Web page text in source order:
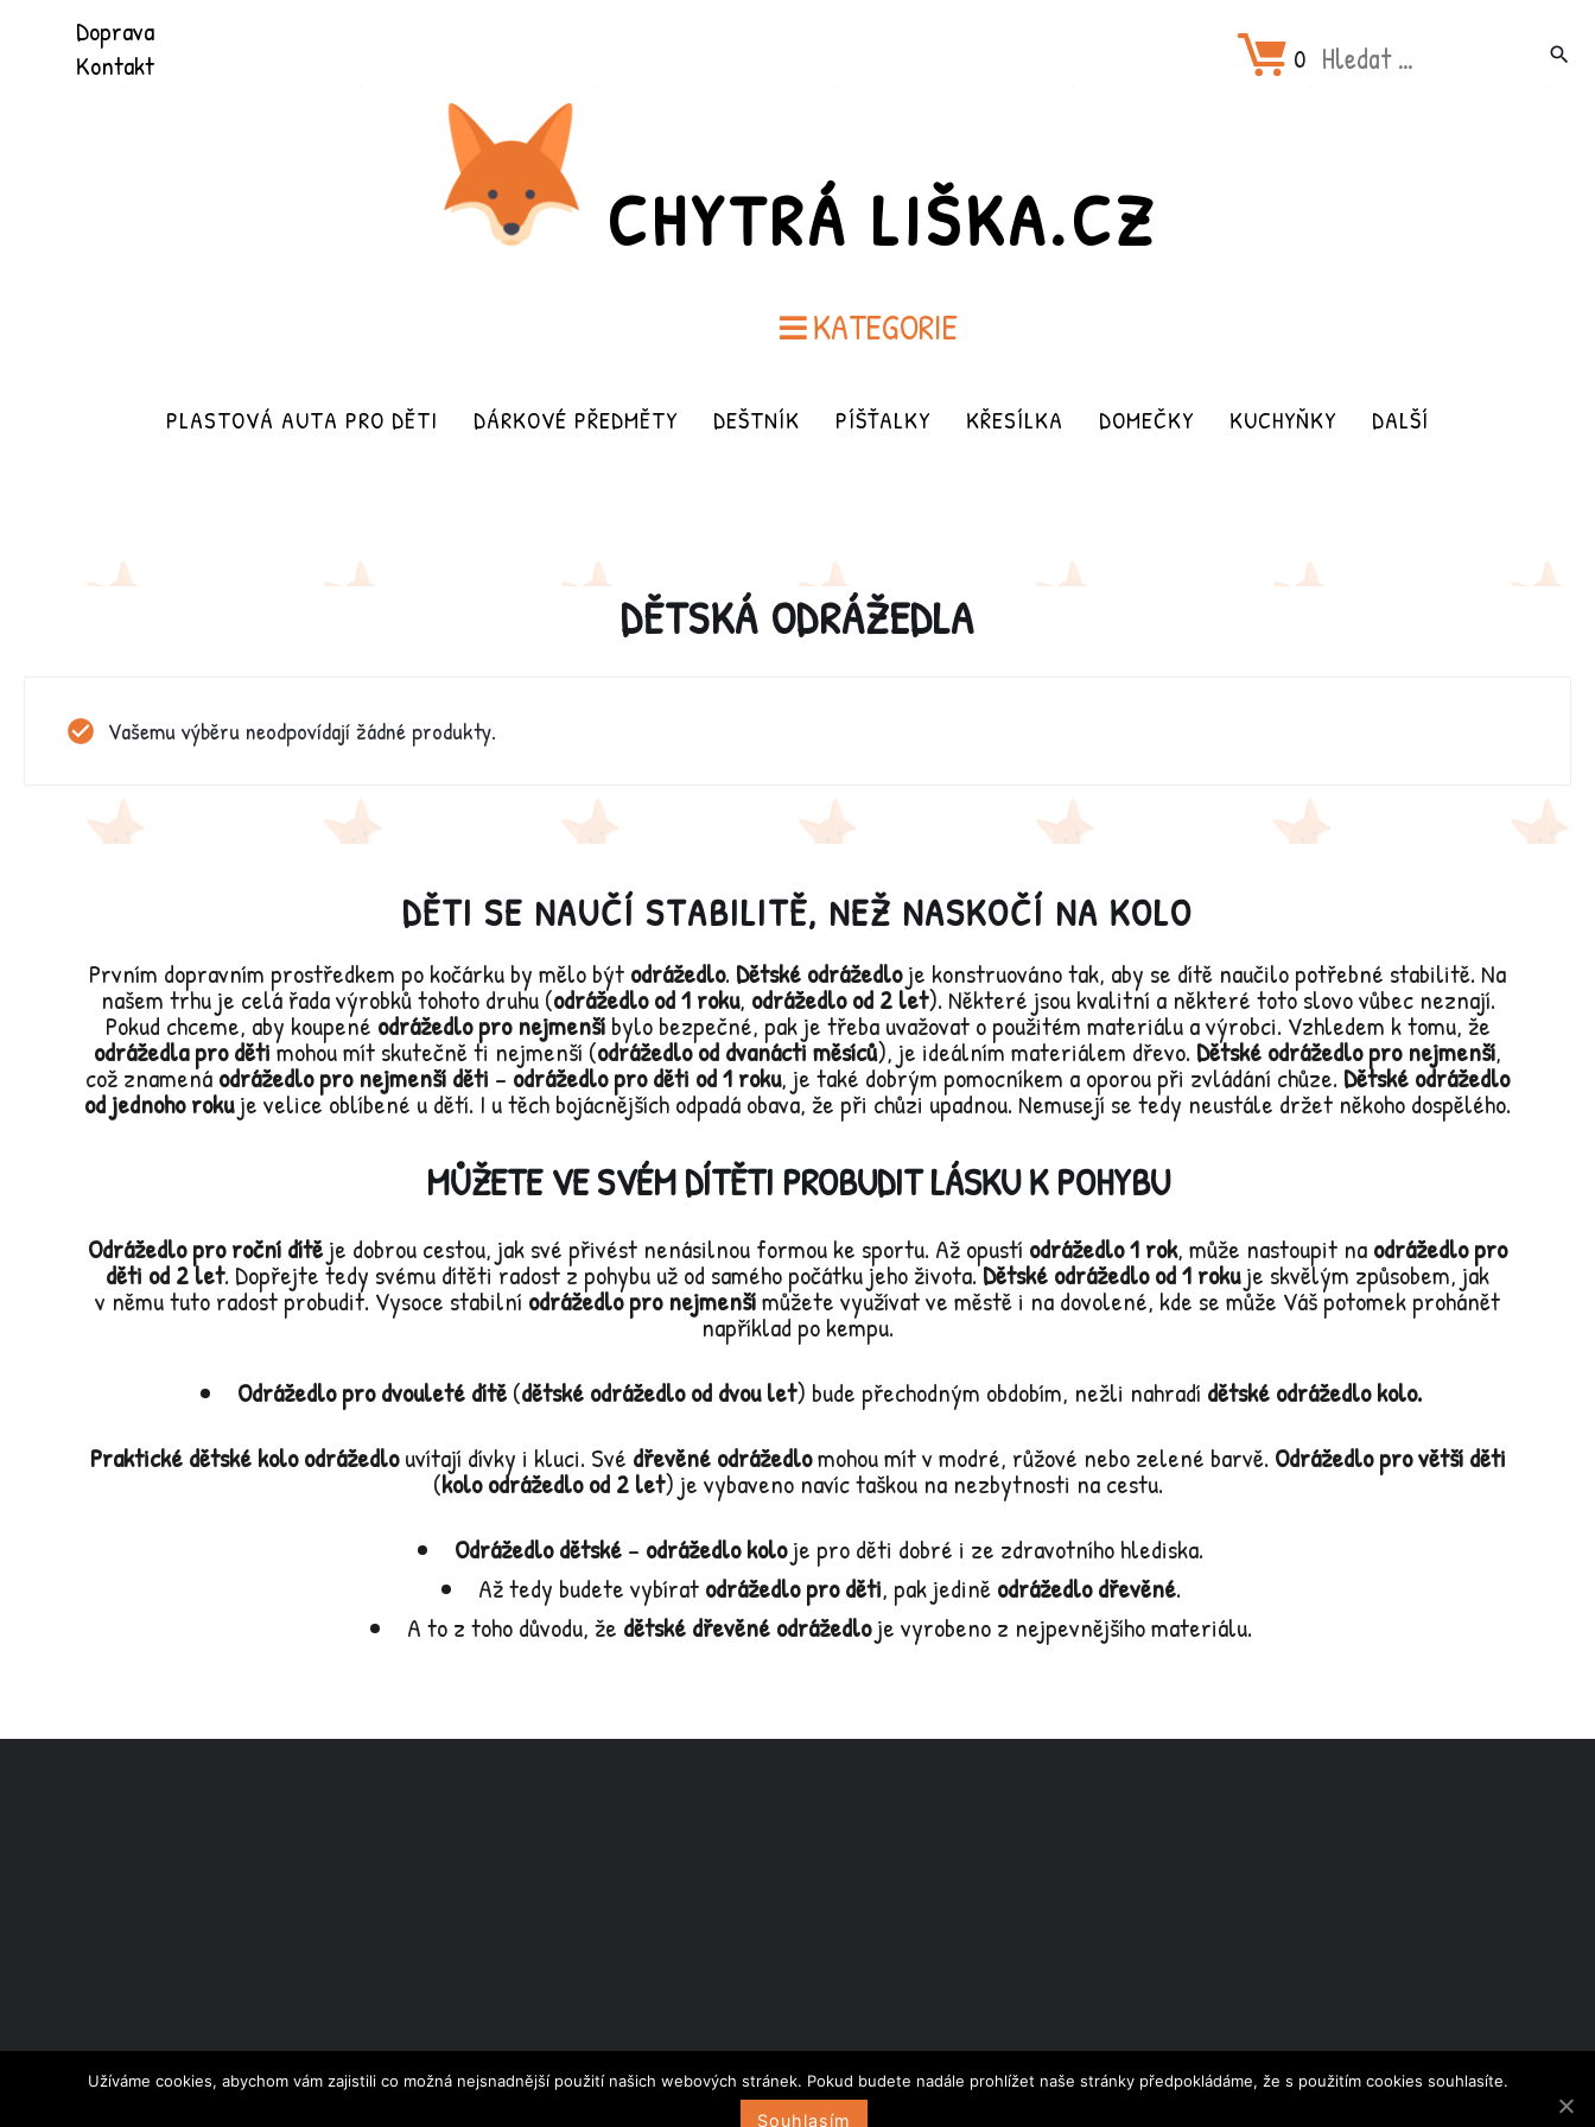
PřeškočitDoprava
Kontakt
0 Hledat: search
CHYTRÁ LIŠKA.CZ
KATEGORIE
PLASTOVÁ AUTA PRO DĚTI DÁRKOVÉ PŘEDMĚTY DEŠTNÍK PÍŠŤALKY KŘESÍLKA DOMEČKY KUCHYŇKY DALŠÍ
DĚTSKÁ ODRÁŽEDLA
Vašemu výběru neodpovídají žádné produkty.
DĚTI SE NAUČÍ STABILITĚ, NEŽ NASKOČÍ NA KOLO
Prvním dopravním prostředkem po kočárku by mělo být odrážedlo. Dětské odrážedloje konstruováno tak, aby se dítě naučilo potřebné stabilitě. Na
našem trhu je celá řada výrobků tohoto druhu (odrážedlo od 1 roku, odrážedlo od 2 let). Některé jsou kvalitní a některé toto slovo vůbec neznají.
Pokud chceme, aby koupené odrážedlo pro nejmenšíbylo bezpečné, pak je třeba uvažovat o použitém materiálu a výrobci. Vzhledem k tomu, že
odrážedla pro děti mohou mít skutečně ti nejmenší (odrážedlo od dvanácti měsíců), je ideálním materiálem dřevo. Dětské odrážedlo pro nejmenší,
což znamená odrážedlo pro nejmenší děti – odrážedlo pro děti od 1 roku, je také dobrým pomocníkem a oporou při zvládání chůze. Dětské odrážedlo
od jednoho rokuje velice oblíbené u dětí. I u těch bojácnějších odpadá obava, že při chůzi upadnou. Nemusejí se tedy neustále držet někoho dospělého.
MŮŽETE VE SVÉM DÍTĚTI PROBUDIT LÁSKU K POHYBU
Odrážedlo pro roční dítěje dobrou cestou, jak své přivést nenásilnou formou ke sportu. Až opustí odrážedlo 1 rok, může nastoupit na odrážedlo pro
děti od 2 let. Dopřejte tedy svému dítěti radost z pohybu už od samého počátku jeho života.Dětské odrážedlo od 1 rokuje skvělým způsobem, jak
v němu tuto radost probudit. Vysoce stabilní odrážedlo pro nejmenšímůžete využívat ve městě i na dovolené, kde se může Váš potomek prohánět
například po kempu.
Odrážedlo pro dvouleté dítě(dětské odrážedlo od dvou let) bude přechodným obdobím, nežli nahradí dětské odrážedlo kolo.
Praktické dětské kolo odrážedlouvítají dívky i kluci. Své dřevěné odrážedlomohou mít v modré, růžové nebo zelené barvě. Odrážedlo pro větší děti
(kolo odrážedlo od 2 let) je vybaveno navíc taškou na nezbytnosti na cestu.
Odrážedlo dětské – odrážedlo koloje pro děti dobré i ze zdravotního hlediska.
Až tedy budete vybírat odrážedlo pro děti, pak jedině odrážedlo dřevěné.
A to z toho důvodu, že dětské dřevěné odrážedloje vyrobeno z nejpevnějšího materiálu.
Užíváme cookies, abychom vám zajistili co možná nejsnadnější použití našich webových stránek. Pokud budete nadále prohlížet naše stránky předpokládáme, že s použitím cookies souhlasíte.
Souhlasím